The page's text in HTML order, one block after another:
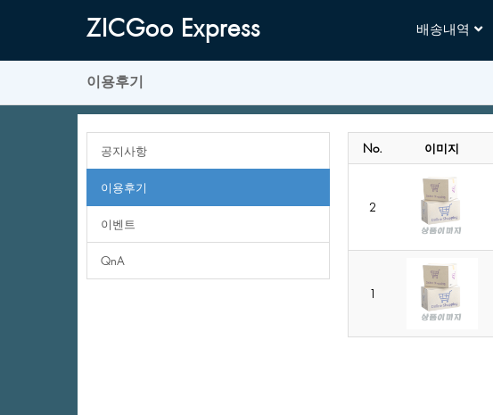
ZICGooExpress 배송내역
이용후기
공지사항
이용후기
이벤트
QnA
No. 이미지
2
1